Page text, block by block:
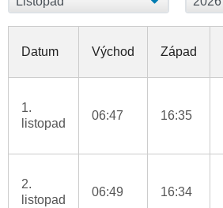
Datum Východ Západ
1.
listopad
06:47 16:35
2.
listopad
06:49 16:34